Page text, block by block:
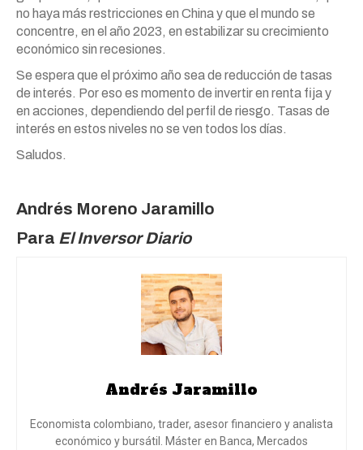
no haya más restricciones en China y que el mundo se
concentre, en el año 2023, en estabilizar su crecimiento
económico sin recesiones.
Se espera que el próximo año sea de reducción de tasas
de interés. Por eso es momento de invertir en renta fija y
en acciones, dependiendo del perfil de riesgo. Tasas de
interés en estos niveles no se ven todos los días.
Saludos.
Andrés Moreno Jaramillo
Para El Inversor Diario
Andrés Jaramillo
Economista colombiano, trader, asesor financiero y analista
económico y bursátil. Máster en Banca, Mercados